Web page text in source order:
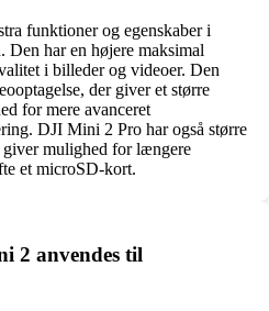
funktioner og egenskaber i
Den har en højere maksimal
i billeder og videoer. Den
der giver et større
for mere avanceret
DJI Mini 2 Pro har også større
mulighed for længere
et microSD-kort.
2 anvendes til